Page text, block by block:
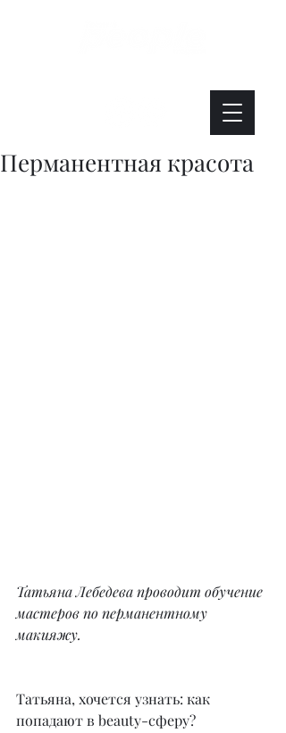
Перманентная красота
Татьяна Лебедева проводит обучение
мастеров по перманентному
макияжу.
Татьяна, хочется узнать: как
попадают в beauty-сферу?